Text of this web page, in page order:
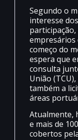
Segundo o
interesse
empresários
começo do
espera que
consulta
União
também a
áreas
Atualmente,
e mais de
cobertos